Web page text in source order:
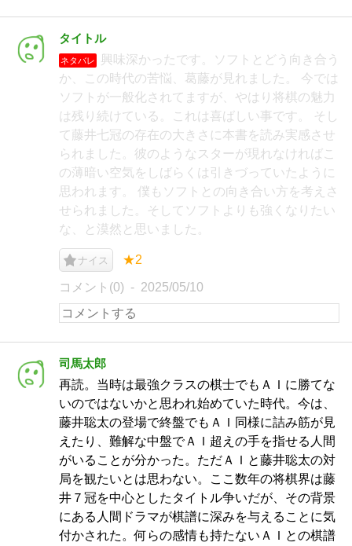
タイトル
ネタバレ
興味深かったです。ソフトとどう向き合う
か、この時代の苦悩、葛藤が見れました。 今では
ソフトが一般化されてますが、やはり将棋の魅力
は残り続けている。これは喜ばしい事です。 そし
て藤井七冠の存在の大きさに本書を読み実感させ
られました。彼のようなスターが現れなければこ
の薄暗い空気をしばらくは引きづっていたように
思われます。 僕もソフトとの向き合い方を考えさ
せられました。そしてソフトよりも強くなりたい
な、と漠然と思いました。
ナイス ★2
コメント(0) 2025/05/10
司馬太郎
再読。当時は最強クラスの棋士でもＡＩに勝てな
いのではないかと思われ始めていた時代。今は、
藤井聡太の登場で終盤でもＡＩ同様に詰み筋が見
えたり、難解な中盤でＡＩ超えの手を指せる人間
がいることが分かった。ただＡＩと藤井聡太の対
局を観たいとは思わない。ここ数年の将棋界は藤
井７冠を中心としたタイトル争いだが、その背景
にある人間ドラマが棋譜に深みを与えることに気
付かされた。何らの感情も持たないＡＩとの棋譜